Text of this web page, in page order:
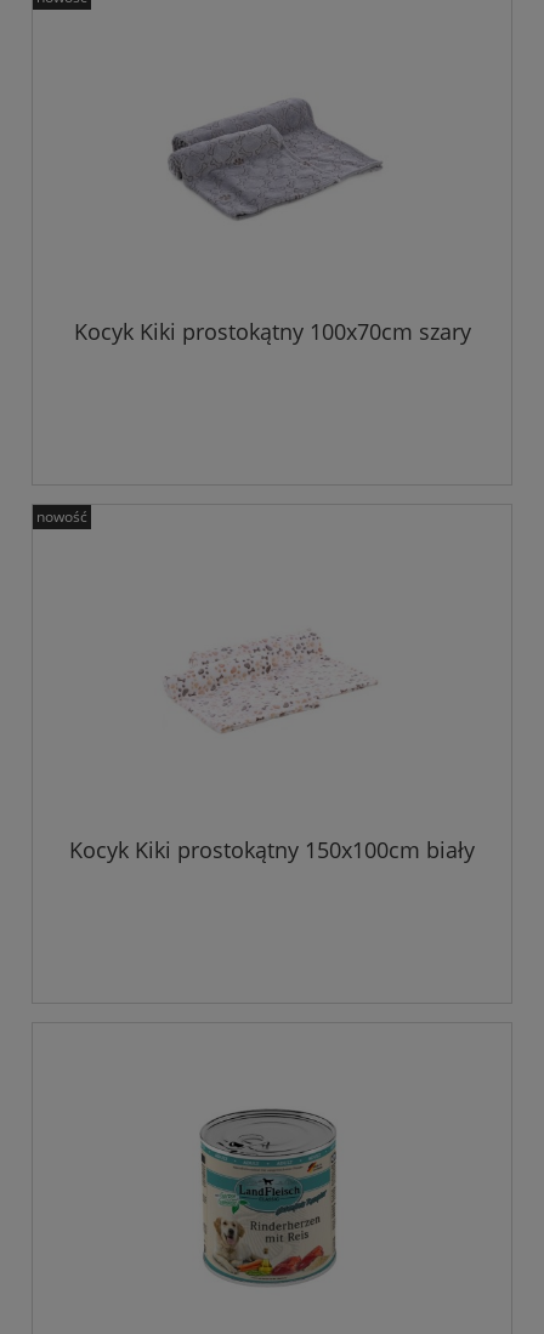
Kocyk Kiki prostokątny 100x70cm szary
Kocyk Kiki prostokątny 150x100cm biały
nowość